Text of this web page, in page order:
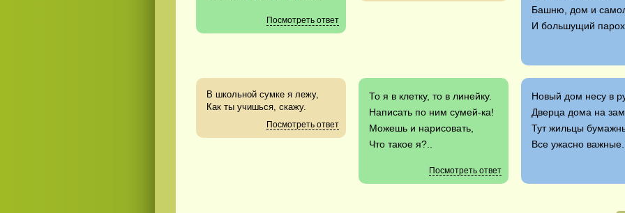
Посмотреть ответ
Башню, дом и
И большущий
В школьной сумке я лежу,
Как ты учишься, скажу.
Посмотреть ответ
То я в клетку, то в линейку.
Написать по ним сумей-ка!
Можешь и нарисовать,
Что такое я?..
Посмотреть ответ
Новый дом несу в
Дверца дома на
Тут жильцы
Все ужасно важные.